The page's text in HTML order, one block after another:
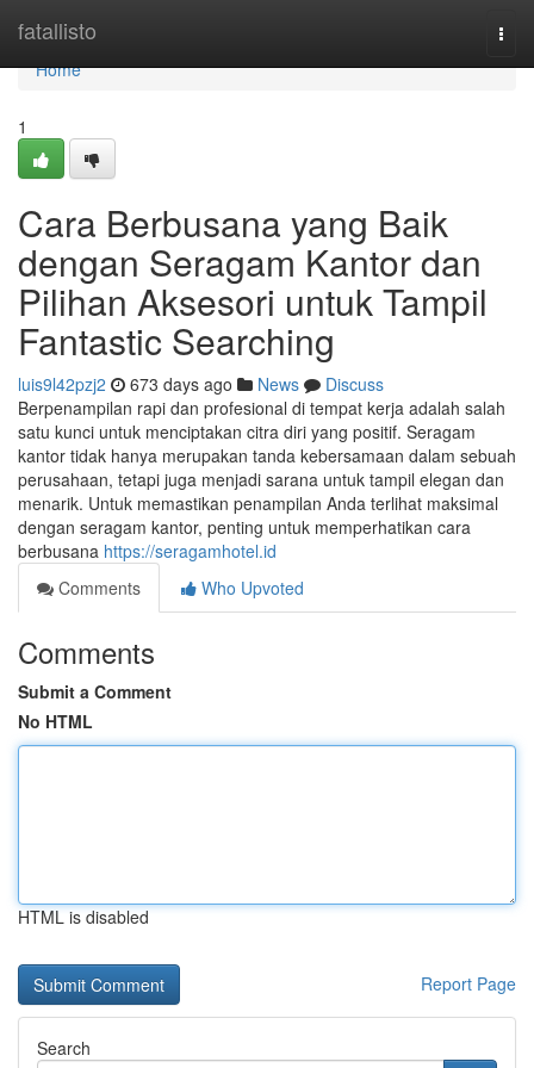
fatallisto
Home
Home
1
Cara Berbusana yang Baik
dengan Seragam Kantor dan
Pilihan Aksesori untuk Tampil
Fantastic Searching
luis9l42pzj2 673 days ago News
Discuss
Berpenampilan rapi dan profesional di tempat kerja adalah salah
satu kunci untuk menciptakan citra diri yang positif. Seragam
kantor tidak hanya merupakan tanda kebersamaan dalam sebuah
perusahaan, tetapi juga menjadi sarana untuk tampil elegan dan
menarik. Untuk memastikan penampilan Anda terlihat maksimal
dengan seragam kantor, penting untuk memperhatikan cara
berbusana https://seragamhotel.id
Comments
Who Upvoted
Comments
Submit a Comment
No HTML
HTML is disabled
Report Page
Search